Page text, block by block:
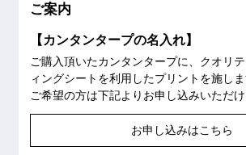
ご案内
【カンタンタープの名入れ】
ご購入頂いたカンタンタープに、クオリ
ィングシートを利用したプリントを施しま
ご希望の方は下記よりお申し込みいただけ
お申し込みはこちら